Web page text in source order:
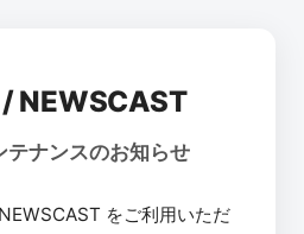
NEWSCAST
テナンスのお知らせ
をご利用いただ